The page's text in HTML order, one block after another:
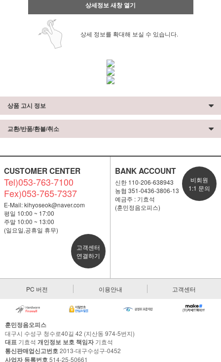
상세정보 새창 열기
상세 정보를 확대해 보실 수 있습니다.
상품 고시 정보
교환/반품/환불/취소
CUSTOMER CENTER
Tel)053-763-7100
Fex)053-765-7337
E-Mail:kihyoseok@naver.com
평일 10:00 ~ 17:00
주말 10:00 ~ 13:00
(일요일,공휴일 휴무)
고객센터
연결하기
BANK ACCOUNT
신한 110-206-638943
농협 351-0436-3806-13
예금주 : 기효석
(훈민정음오피스)
비회원
1:1 문의
PC 버전 이용안내 고객센터
훈민정음오피스
대구시 수성구 청수로40길 42 (지산동 974-5번지)
대표 기효석 개인정보 보호 책임자기효석
통신판매업신고번호2013-대구수성구-0452
사업자 등록번호514-25-50661